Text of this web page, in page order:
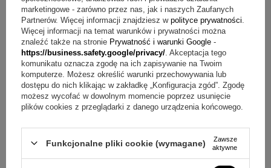
Pytanie:Czy to dobry prezent na Chrzest Św., I Komunię
Św. i Bierzmowanie?Odpowiedź:Tak, bransoletka została
opisana jako wspaniały prezent dla dziecka na te
uroczystości.
Pytanie:Czy bransoletka pasuje także dorosłej kobiecie?
Odpowiedź: Można ją podarować także kobiecie, ponieważ
jej styl jest uniwersalny, a długość obejmie również dorosły
nadgarstek.
Pytanie:Co otrzymuję w cenie?Odpowiedź:W zestawie
marketingowe - zarówno przez nas, jak i naszych Zaufanych
Partnerów. Więcej informacji znajdziesz w polityce prywatności
Więcej informacji na temat warunków i prywatności można
znaleźć także na stronie Prywatność i warunki Google -
https://business.safety.google/privacy/ . Akceptacja tego
komunikatu oznacza zgodę na ich zapisywanie na Twoim
komputerze. Możesz określić warunki przechowywania lub
dostępu do nich klikając w zakładkę „Konfiguracja zgód”. Zgodę
możesz wycofać w dowolnym momencie poprzez usunięcie
plików cookies z przeglądarki z danego urządzenia końcowego.
Funkcjonalne pliki cookie (wymagane)
Zawsze
aktywne